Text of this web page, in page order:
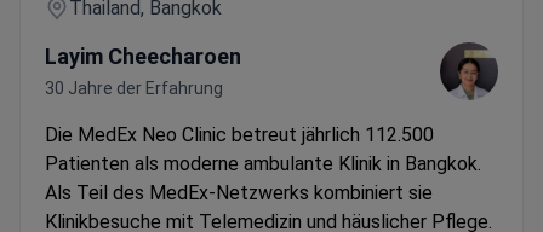
Thailand, Bangkok
Layim Cheecharoen
30 Jahre der Erfahrung
Die MedEx Neo Clinic betreut jährlich 112.500
Patienten als moderne ambulante Klinik in Bangkok.
Als Teil des MedEx-Netzwerks kombiniert sie
Klinikbesuche mit Telemedizin und häuslicher Pflege.